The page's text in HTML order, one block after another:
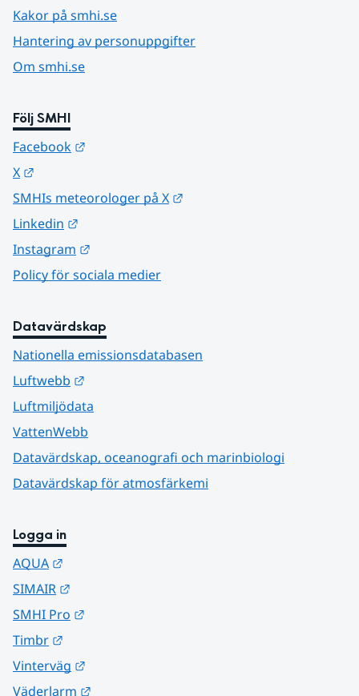
Kakor på smhi.se
Hantering av personuppgifter
Om smhi.se
Följ SMHI
Facebook
X
SMHIs meteorologer på X
Linkedin
Instagram
Policy för sociala medier
Datavärdskap
Nationella emissionsdatabasen
Luftwebb
Luftmiljödata
VattenWebb
Datavärdskap, oceanografi och marinbiologi
Datavärdskap för atmosfärkemi
Logga in
AQUA
SIMAIR
SMHI Pro
Timbr
Vinterväg
Väderlarm